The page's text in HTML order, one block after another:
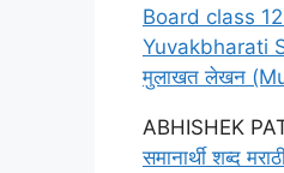
Board class
Yuvakbharati
मुलाखत लेखन
ABHISHEK
समानार्थी शब्द